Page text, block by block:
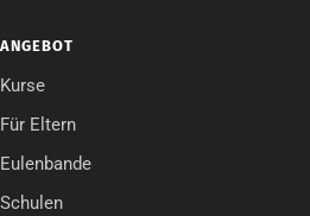
ANGEBOT
Kurse
Für Eltern
Eulenbande
Schulen